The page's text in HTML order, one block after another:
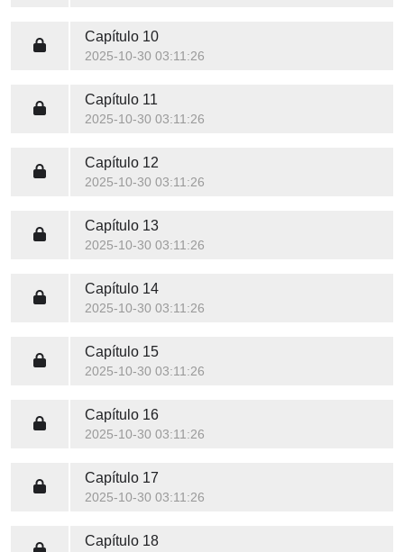
Capítulo 10
2025-10-30 03:11:26
Capítulo 11
2025-10-30 03:11:26
Capítulo 12
2025-10-30 03:11:26
Capítulo 13
2025-10-30 03:11:26
Capítulo 14
2025-10-30 03:11:26
Capítulo 15
2025-10-30 03:11:26
Capítulo 16
2025-10-30 03:11:26
Capítulo 17
2025-10-30 03:11:26
Capítulo 18